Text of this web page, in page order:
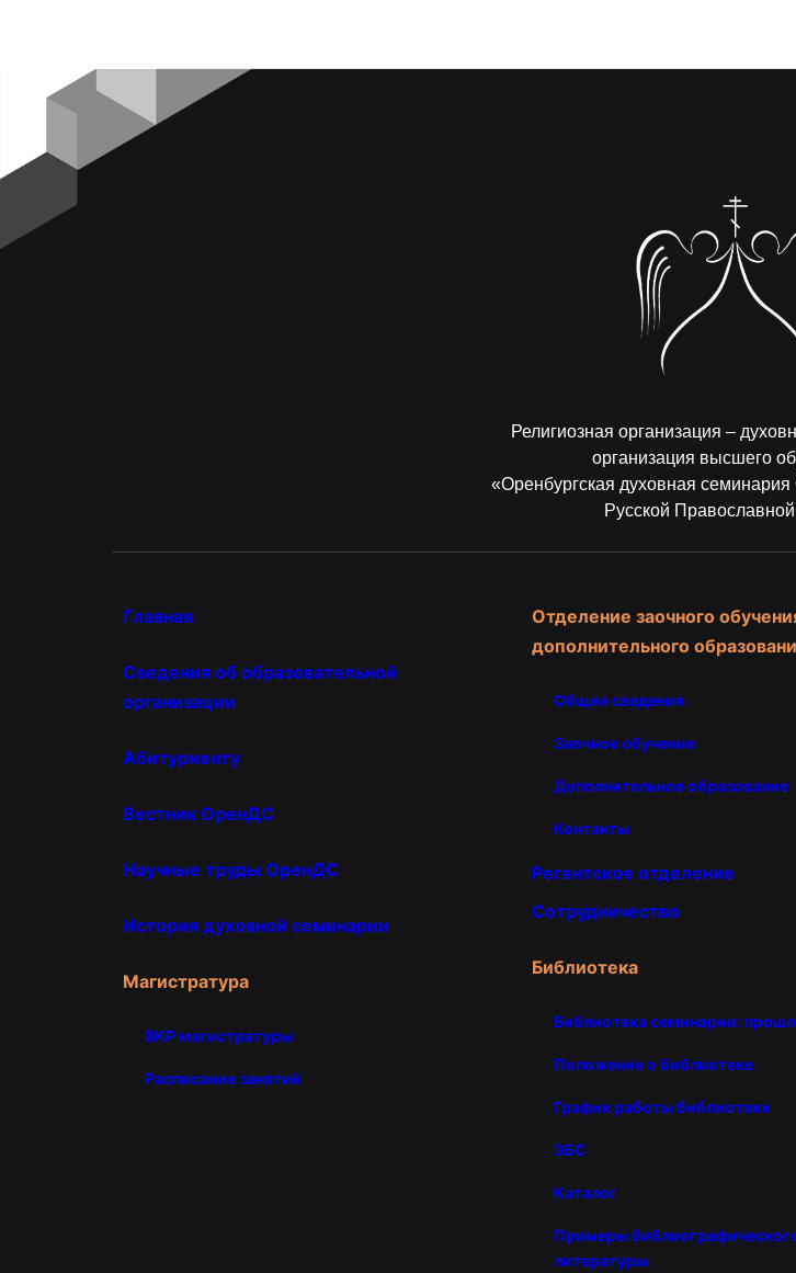
Религиозная организация –
организация высшего
«Оренбургская духовная
Русской
Главная
Сведения об образовательной
организации
Абитуриенту
Вестник ОренДС
Научные труды ОренДС
История духовной семинарии
Магистратура
ВКР магистратуры
Расписание занятий
Отделение заочного
дополнительного
Общие сведения
Заочное обучение
Дополнительное образование
Контакты
Регентское отделение
Сотрудничество
Библиотека
Библиотека семинарии:
Положение о библиотеке
График работы библиотеки
ЭБС
Каталог
Примеры
литературы